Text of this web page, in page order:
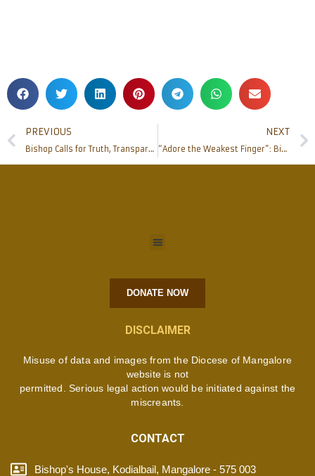
PREVIOUS
Bishop Calls for Truth, Transparency, and Ethical Living in 2025 Christmas Message
NEXT
“Adore the Weakest Finger”: Bishop Peter Paul’s Radical Metaphor for Interfaith Love at Bandhutva Christmas 2025
DONATE NOW
DISCLAIMER
Misuse of data and images from the Diocese of Mangalore
website is not
permitted. Serious legal action would be initiated against the
miscreants.
CONTACT
Bishop's House, Kodialbail, Mangalore - 575 003